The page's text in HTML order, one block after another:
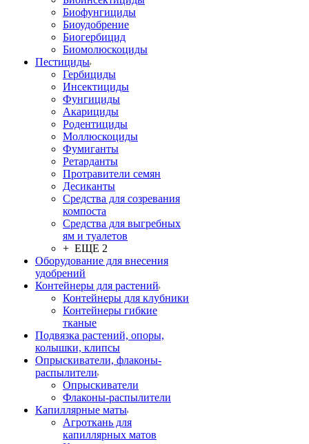
Биофунгициды
Биоудобрение
Биогербицид
Биомолюскоциды
Пестициды
Гербициды
Инсектициды
Фунгициды
Акарициды
Родентициды
Моллюскоциды
Фумиганты
Ретарданты
Протравители семян
Десиканты
Средства для созревания
компоста
Средства для выгребных
ям и туалетов
+ ЕЩЕ 2
Оборудование для внесения
удобрений
Контейнеры для растений
Контейнеры для клубники
Контейнеры гибкие
тканые
Подвязка растений, опоры,
колышки, клипсы
Опрыскиватели, флаконы-
распылители
Опрыскиватели
Флаконы-распылители
Капиллярные маты
Агроткань для
капиллярных матов